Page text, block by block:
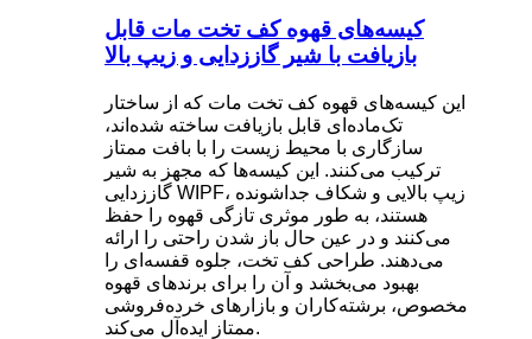
کیسه‌های قهوه کف تخت مات قابل
بازیافت با شیر گاززدایی و زیپ بالا
این کیسه‌های قهوه کف تخت مات که از ساختار
تک‌ماده‌ای قابل بازیافت ساخته شده‌اند،
سازگاری با محیط زیست را با بافت ممتاز
ترکیب می‌کنند. این کیسه‌ها که مجهز به شیر
گاززدایی WIPF، زیپ بالایی و شکاف جداشونده
هستند، به طور موثری تازگی قهوه را حفظ
می‌کنند و در عین حال باز شدن راحتی را ارائه
می‌دهند. طراحی کف تخت، جلوه قفسه‌ای را
بهبود می‌بخشد و آن را برای برندهای قهوه
مخصوص، برشته‌کاران و بازارهای خرده‌فروشی
ممتاز ایده‌آل می‌کند.